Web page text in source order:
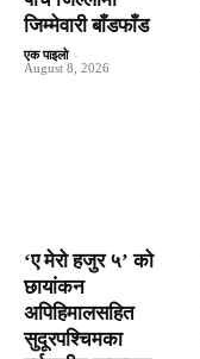
जिम्मेवारी बाँडफाँड
एक पाइलो -
August 8, 2026
‘ए मेरो हजुर ५’ को
छायांकन
अपिहिमालसहित
सुदूरपश्चिमका